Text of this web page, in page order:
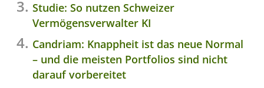
Studie: So nutzen Schweizer
Vermögensverwalter KI
Candriam: Knappheit ist das neue Normal
– und die meisten Portfolios sind nicht
darauf vorbereitet